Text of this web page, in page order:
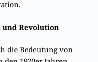
und Revolution
die Bedeutung von